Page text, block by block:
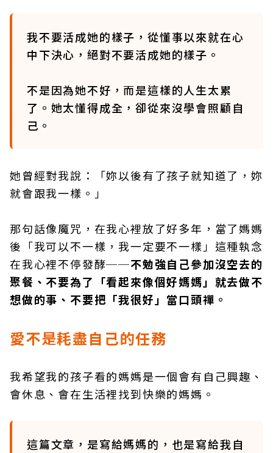
我不要活成她的樣子，從懂事以來就在心
中下決心，絕對不要活成她的樣子。
不是因為她不好，而是這樣的人生太累
了。她太懂得成全，卻從來沒學會照顧自
己。
她曾經對我說：「妳以後有了孩子就知道了，妳
就會跟我一樣。」
那句話像魔咒，在我心裡放了好多年，當了媽媽
後「我可以不一樣，我一定要不一樣」這種執念
在我心裡不停發酵──不勉強自己參加沒空去的
聚餐、不要為了「看起來像個好媽媽」就去做不
想做的事、不要把「我很好」當口頭禪。
愛不是耗盡自己的任務
我希望我的孩子看的媽媽是一個會有自己興趣、
會休息、會在生活裡找到快樂的媽媽。
這篇文章，是寫給媽媽的，也是寫給我自